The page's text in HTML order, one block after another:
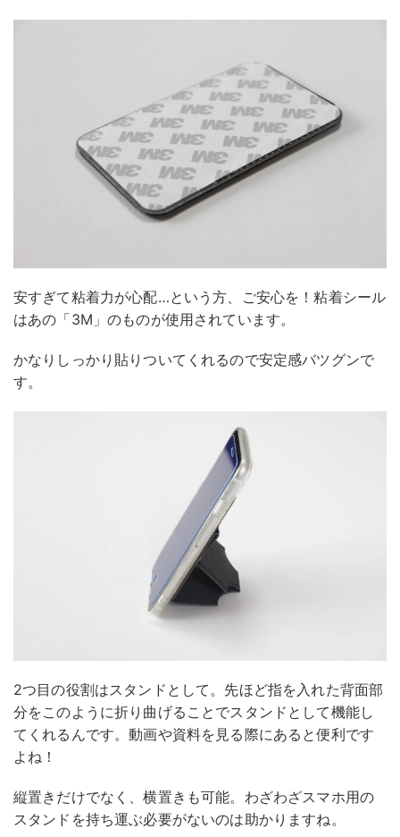
安すぎて粘着力が心配…という方、ご安心を！粘着シール
はあの「3M」のものが使用されています。
かなりしっかり貼りついてくれるので安定感バツグンで
す。
2つ目の役割はスタンドとして。先ほど指を入れた背面部
分をこのように折り曲げることでスタンドとして機能し
てくれるんです。動画や資料を見る際にあると便利です
よね！
縦置きだけでなく、横置きも可能。わざわざスマホ用の
スタンドを持ち運ぶ必要がないのは助かりますね。